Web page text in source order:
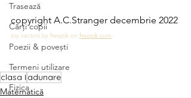
Trasează
Cărți copii
Poezii & povești
Termeni utilizare
Fizica
copyright A.C.Stranger decembrie 2022
toy vectors by freepik on freepik.com
clasa I adunare
Matematică